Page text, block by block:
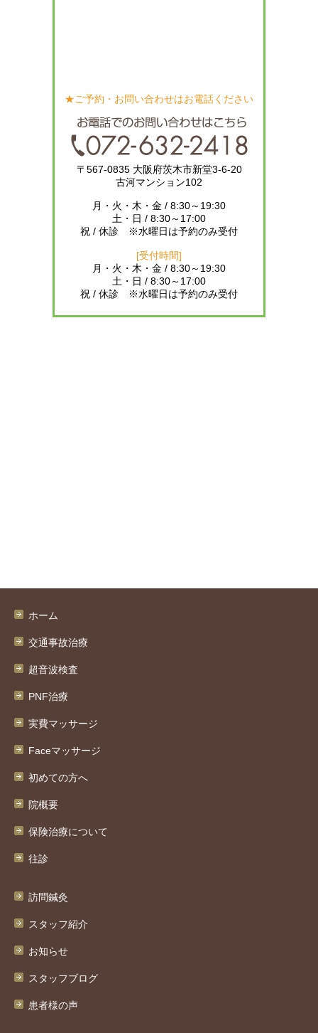
★ご予約・お問い合わせはお電話ください
〒567-0835 大阪府茨木市新堂3-6-20
古河マンション102
月・火・木・金 / 8:30～19:30
土・日 / 8:30～17:00
祝 / 休診 ※水曜日は予約のみ受付
[受付時間]
月・火・木・金 / 8:30～19:30
土・日 / 8:30～17:00
祝 / 休診 ※水曜日は予約のみ受付
ホーム
交通事故治療
超音波検査
PNF治療
実費マッサージ
Faceマッサージ
初めての方へ
院概要
保険治療について
往診
訪問鍼灸
スタッフ紹介
お知らせ
スタッフブログ
患者様の声